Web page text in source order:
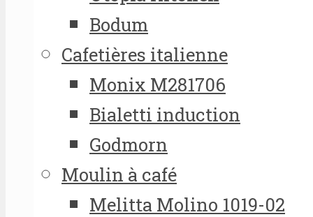
Bodum
Cafetières italienne
Monix M281706
Bialetti induction
Godmorn
Moulin à café
Melitta Molino 1019-02